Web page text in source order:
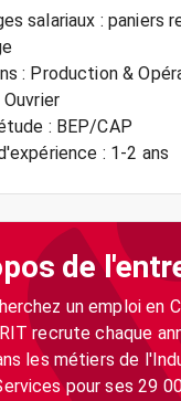
salariaux : paniers
: Production &
: BEP/CAP
: 1-2 ans
de
un emploi en
recrute chaque
les métiers de
pour ses 29